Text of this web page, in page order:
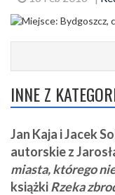
INNE Z
Jan Kaja i Jacek
autorskie z
miasta, którego
książkiRzeka